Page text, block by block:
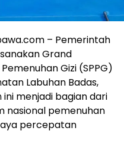
– Pemerintah
Grand
Gizi (SPPG)
Labuhan Badas,
menjadi bagian dari
nasional pemenuhan
percepatan